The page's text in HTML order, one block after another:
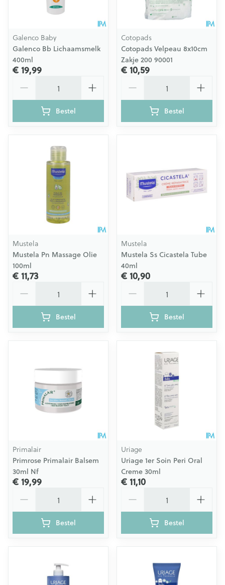
Galenco Baby
Galenco Bb Lichaamsmelk
400ml
€ 19,99
Bestel
Cotopads
Cotopads Velpeau 8x10cm
Zakje 200 90001
€ 10,59
Bestel
Mustela
Mustela Pn Massage Olie
100ml
€ 11,73
Bestel
Mustela
Mustela Ss Cicastela Tube
40ml
€ 10,90
Bestel
Primalair
Primrose Primalair Balsem
30ml Nf
€ 19,99
Bestel
Uriage
Uriage 1er Soin Peri Oral
Creme 30ml
€ 11,10
Bestel